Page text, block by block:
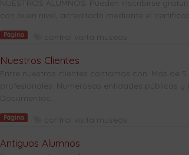
NUESTROS ALUMNOS: Pueden inscribirse
con buen nivel, acreditado mediante el
Página control visita museos
Nuestros Clientes
Entre nuestros clientes contamos con: Más de
profesionales. Numerosas entidades públicas y
Documentac...
Página control visita museos
Antiguos Alumnos